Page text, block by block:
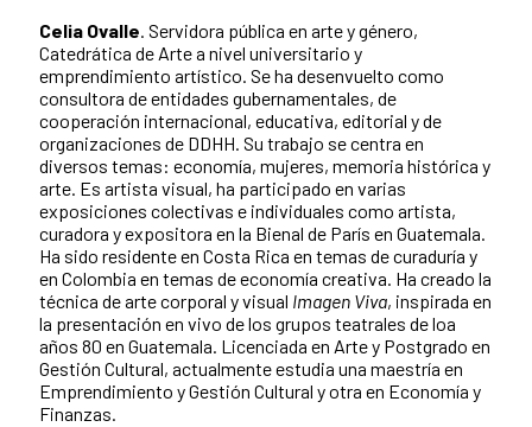
Celia Ovalle. Servidora pública en arte y género,
Catedrática de Arte a nivel universitario y
emprendimiento artístico. Se ha desenvuelto como
consultora de entidades gubernamentales, de
cooperación internacional, educativa, editorial y de
organizaciones de DDHH. Su trabajo se centra en
diversos temas: economía, mujeres, memoria histórica y
arte. Es artista visual, ha participado en varias
exposiciones colectivas e individuales como artista,
curadora y expositora en la Bienal de París en Guatemala.
Ha sido residente en Costa Rica en temas de curaduría y
en Colombia en temas de economía creativa. Ha creado la
técnica de arte corporal y visual Imagen Viva, inspirada en
la presentación en vivo de los grupos teatrales de loa
años 80 en Guatemala. Licenciada en Arte y Postgrado en
Gestión Cultural, actualmente estudia una maestría en
Emprendimiento y Gestión Cultural y otra en Economía y
Finanzas.